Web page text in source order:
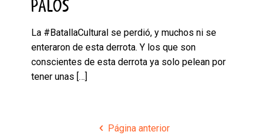
PALOS
La #BatallaCultural se perdió, y muchos ni se
enteraron de esta derrota. Y los que son
conscientes de esta derrota ya solo pelean por
tener unas […]
Página anterior